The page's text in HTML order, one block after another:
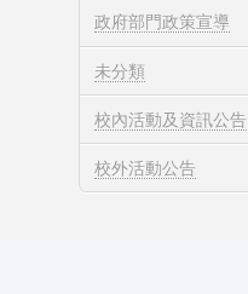
政府部門政策宣導
未分類
校內活動及資訊公告
校外活動公告